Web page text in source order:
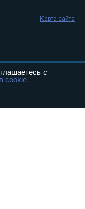
Карта сайта
с
cookie